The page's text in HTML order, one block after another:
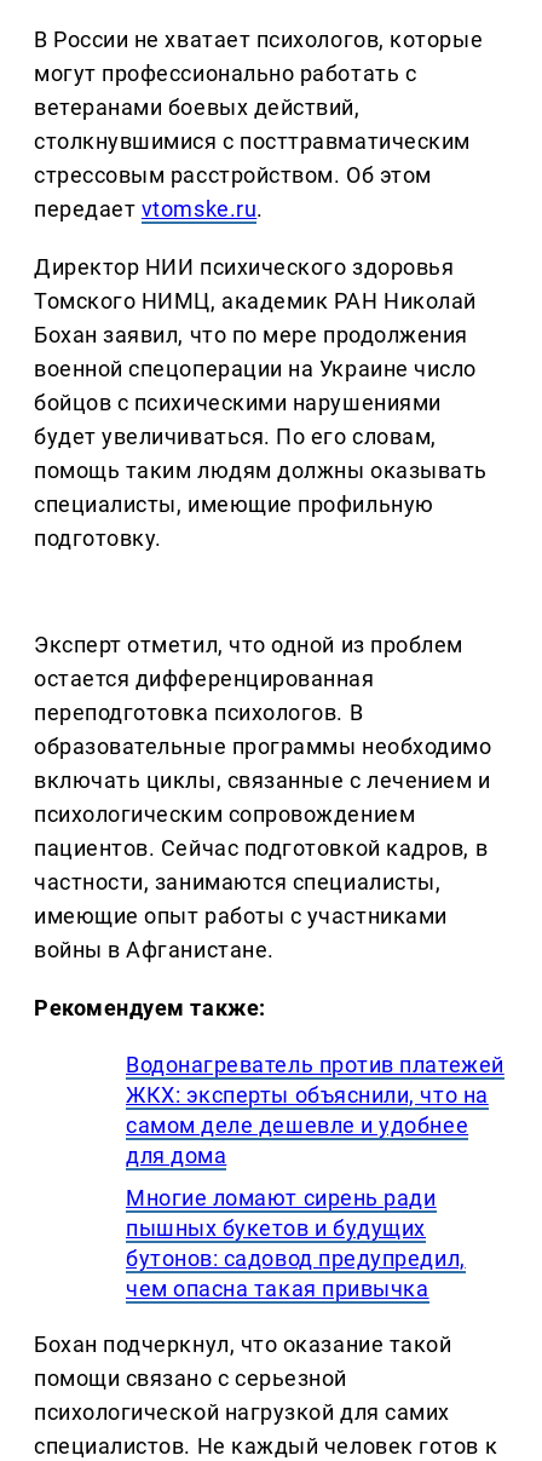
В России не хватает психологов, которые
могут профессионально работать с
ветеранами боевых действий,
столкнувшимися с посттравматическим
стрессовым расстройством. Об этом
передает vtomske.ru.
Директор НИИ психического здоровья
Томского НИМЦ, академик РАН Николай
Бохан заявил, что по мере продолжения
военной спецоперации на Украине число
бойцов с психическими нарушениями
будет увеличиваться. По его словам,
помощь таким людям должны оказывать
специалисты, имеющие профильную
подготовку.
Эксперт отметил, что одной из проблем
остается дифференцированная
переподготовка психологов. В
образовательные программы необходимо
включать циклы, связанные с лечением и
психологическим сопровождением
пациентов. Сейчас подготовкой кадров, в
частности, занимаются специалисты,
имеющие опыт работы с участниками
войны в Афганистане.
Рекомендуем также:
Водонагреватель против платежей
ЖКХ: эксперты объяснили, что на
самом деле дешевле и удобнее
для дома
Многие ломают сирень ради
пышных букетов и будущих
бутонов: садовод предупредил,
чем опасна такая привычка
Бохан подчеркнул, что оказание такой
помощи связано с серьезной
психологической нагрузкой для самих
специалистов. Не каждый человек готов к